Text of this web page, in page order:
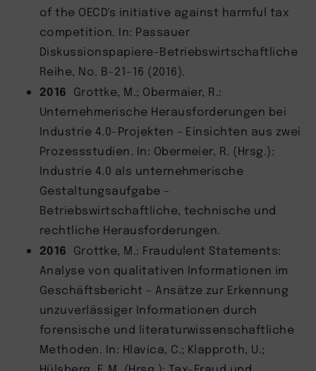
of the OECD's initiative against harmful tax
competition. In: Passauer
Diskussionspapiere-Betriebswirtschaftliche
Reihe, No. B-21-16 (2016).
2016 Grottke, M.; Obermaier, R.:
Unternehmerische Herausforderungen bei
Industrie 4.0-Projekten – Einsichten aus zwei
Prozessstudien. In: Obermeier, R. (Hrsg.):
Industrie 4.0 als unternehmerische
Gestaltungsaufgabe –
Betriebswirtschaftliche, technische und
rechtliche Herausforderungen.
2016 Grottke, M.: Fraudulent Statements:
Analyse von qualitativen Informationen im
Geschäftsbericht – Ansätze zur Erkennung
unzuverlässiger Informationen durch
forensische und literaturwissenschaftliche
Methoden. In: Hlavica, C.; Klapproth, U.;